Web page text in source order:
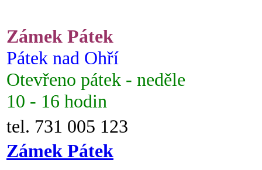
Zámek Pátek
Pátek nad Ohří
Otevřeno pátek - neděle
10 - 16 hodin
tel. 731 005 123
Zámek Pátek